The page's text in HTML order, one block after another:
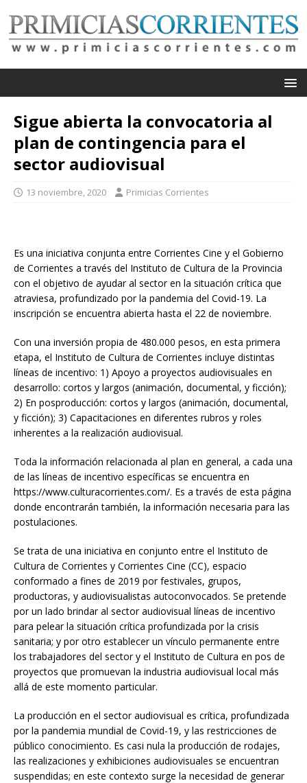
Sigue abierta la convocatoria al
plan de contingencia para el
sector audiovisual
13 noviembre, 2020 Primicias Corrientes
Es una iniciativa conjunta entre Corrientes Cine y el Gobierno
de Corrientes a través del Instituto de Cultura de la Provincia
con el objetivo de ayudar al sector en la situación crítica que
atraviesa, profundizado por la pandemia del Covid-19. La
inscripción se encuentra abierta hasta el 22 de noviembre.
Con una inversión propia de 480.000 pesos, en esta primera
etapa, el Instituto de Cultura de Corrientes incluye distintas
líneas de incentivo: 1) Apoyo a proyectos audiovisuales en
desarrollo: cortos y largos (animación, documental, y ficción);
2) En posproducción: cortos y largos (animación, documental,
y ficción); 3) Capacitaciones en diferentes rubros y roles
inherentes a la realización audiovisual.
Toda la información relacionada al plan en general, a cada una
de las líneas de incentivo específicas se encuentra en
https://www.culturacorrientes.com/. Es a través de esta página
donde encontrarán también, la información necesaria para las
postulaciones.
Se trata de una iniciativa en conjunto entre el Instituto de
Cultura de Corrientes y Corrientes Cine (CC), espacio
conformado a fines de 2019 por festivales, grupos,
productoras, y audiovisualistas autoconvocados. Se pretende
por un lado brindar al sector audiovisual líneas de incentivo
para pelear la situación crítica profundizada por la crisis
sanitaria; y por otro establecer un vínculo permanente entre
los trabajadores del sector y el Instituto de Cultura en pos de
proyectos que promuevan la industria audiovisual local más
allá de este momento particular.
La producción en el sector audiovisual es crítica, profundizada
por la pandemia mundial de Covid-19, y las restricciones de
público conocimiento. Es casi nula la producción de rodajes,
las realizaciones y exhibiciones audiovisuales se encuentran
suspendidas; en este contexto surge la necesidad de generar